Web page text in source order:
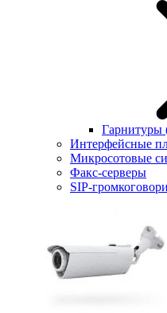
Гарнитуры
Интерфейсные
Микросотовые
Факс-серверы
SIP-